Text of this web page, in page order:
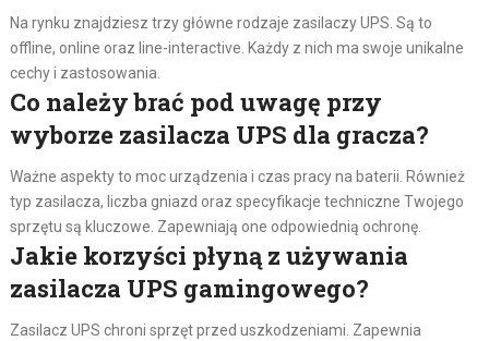
Na rynku znajdziesz trzy główne rodzaje zasilaczy UPS. Są to
offline, online oraz line-interactive. Każdy z nich ma swoje unikalne
cechy i zastosowania.
Co należy brać pod uwagę przy
wyborze zasilacza UPS dla gracza?
Ważne aspekty to moc urządzenia i czas pracy na baterii. Również
typ zasilacza, liczba gniazd oraz specyfikacje techniczne Twojego
sprzętu są kluczowe. Zapewniają one odpowiednią ochronę.
Jakie korzyści płyną z używania
zasilacza UPS gamingowego?
Zasilacz UPS chroni sprzęt przed uszkodzeniami. Zapewnia